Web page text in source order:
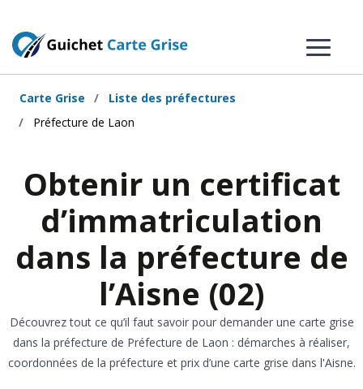
Carte Grise
Liste des préfectures
Préfecture de Laon
Obtenir un certificat
d’immatriculation
dans la préfecture de
l’Aisne (02)
Découvrez tout ce qu’il faut savoir pour demander une carte grise
dans la préfecture de Préfecture de Laon : démarches à réaliser,
coordonnées de la préfecture et prix d’une carte grise dans l'Aisne.